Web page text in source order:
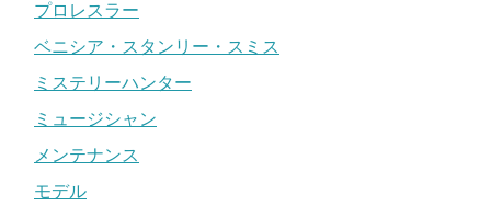
プロレスラー
ベニシア・スタンリー・スミス
ミステリーハンター
ミュージシャン
メンテナンス
モデル